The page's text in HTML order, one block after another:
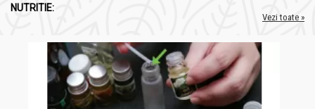
NUTRITIE:
Vezi toate »